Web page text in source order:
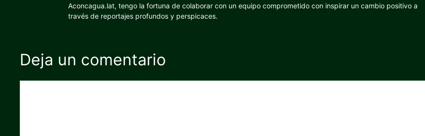
Aconcagua.lat, tengo la fortuna de colaborar con un equipo comprometido con inspirar un cambio positivo a
través de reportajes profundos y perspicaces.
Deja un comentario